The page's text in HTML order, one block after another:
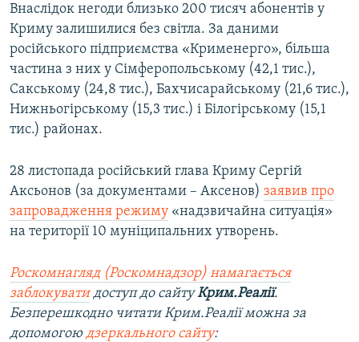
Внаслідок негоди близько 200 тисяч абонентів у
Криму залишилися без світла. За даними
російського підприємства «Крименерго», більша
частина з них у Сімферопольському (42,1 тис.),
Сакському (24,8 тис.), Бахчисарайському (21,6 тис.),
Нижньогірському (15,3 тис.) і Білогірському (15,1
тис.) районах.
28 листопада російський глава Криму Сергій
Аксьонов (за документами – Аксенов) заявив про
запровадження режиму «надзвичайна ситуація»
на території 10 муніципальних утворень.
Роскомнагляд (Роскомнадзор) намагається
заблокуватидоступ до сайтуКрим.Реалії.
Безперешкодно читати Крим.Реалії можна за
допомогою дзеркального сайту: